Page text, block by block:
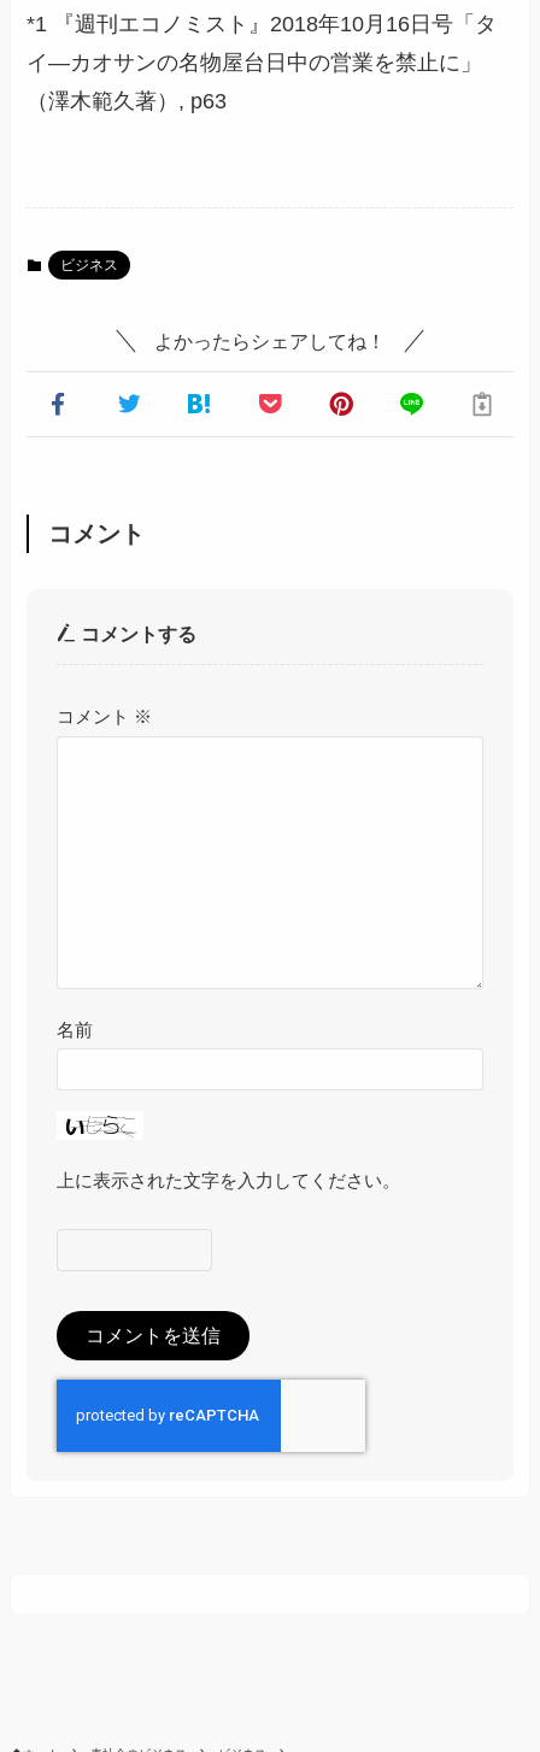
*1 『週刊エコノミスト』2018年10月16日号「タ
イ―カオサンの名物屋台日中の営業を禁止に」
（澤木範久著）, p63
ビジネス
よかったらシェアしてね！
コメント
コメントする
コメント ※
名前
上に表示された文字を入力してください。